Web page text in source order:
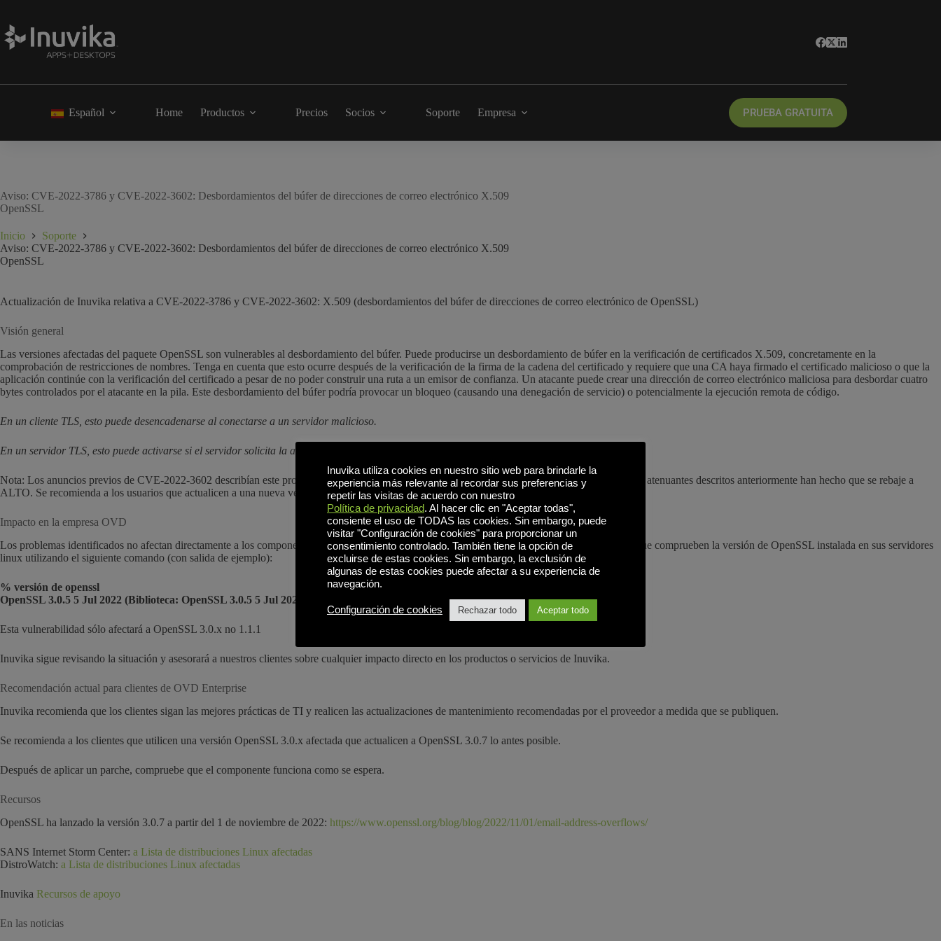
Español Home Productos Precios Socios Soporte Empresa PRUEBA GRATUITA
Aviso: CVE-2022-3786 y CVE-2022-3602: Desbordamientos del búfer de direcciones de correo electrónico X.509
OpenSSL
Inicio
Soporte
Aviso: CVE-2022-3786 y CVE-2022-3602: Desbordamientos del búfer de direcciones de correo electrónico X.509
OpenSSL
Actualización de Inuvika relativa a CVE-2022-3786 y CVE-2022-3602: X.509 (desbordamientos del búfer de direcciones de correo electrónico de OpenSSL)
Visión general
Las versiones afectadas del paquete OpenSSL son vulnerables al desbordamiento del búfer. Puede producirse un desbordamiento de búfer en la verificación de certificados X.509, concretamente en la
comprobación de restricciones de nombres. Tenga en cuenta que esto ocurre después de la verificación de la firma de la cadena del certificado y requiere que una CA haya firmado el certificado malicioso o que la
aplicación continúe con la verificación del certificado a pesar de no poder construir una ruta a un emisor de confianza. Un atacante puede crear una dirección de correo electrónico maliciosa para desbordar cuatro
bytes controlados por el atacante en la pila. Este desbordamiento del búfer podría provocar un bloqueo (causando una denegación de servicio) o potencialmente la ejecución remota de código.
En un cliente TLS, esto puede desencadenarse al conectarse a un servidor malicioso.
En un servidor TLS, esto puede activarse si el servidor solicita la autenticación del cliente y se conecta un cliente malicioso.
Nota: Los anuncios previos de CVE-2022-3602 describían este problema como CRÍTICO. Análisis posteriores basados en algunos de los factores atenuantes descritos anteriormente han hecho que se rebaje a
ALTO. Se recomienda a los usuarios que actualicen a una nueva versión lo antes posible.
Impacto en la empresa OVD
Los problemas identificados no afectan directamente a los componentes del servicio OVD Enterprise. Sin embargo, se recomienda a los clientes que comprueben la versión de OpenSSL instalada en sus servidores
linux utilizando el siguiente comando (con salida de ejemplo):
% versión de openssl
OpenSSL 3.0.5 5 Jul 2022 (Biblioteca: OpenSSL 3.0.5 5 Jul 2022)
Esta vulnerabilidad sólo afectará a OpenSSL 3.0.x no 1.1.1
Inuvika sigue revisando la situación y asesorará a nuestros clientes sobre cualquier impacto directo en los productos o servicios de Inuvika.
Recomendación actual para clientes de OVD Enterprise
Inuvika recomienda que los clientes sigan las mejores prácticas de TI y realicen las actualizaciones de mantenimiento recomendadas por el proveedor a medida que se publiquen.
Se recomienda a los clientes que utilicen una versión OpenSSL 3.0.x afectada que actualicen a OpenSSL 3.0.7 lo antes posible.
Después de aplicar un parche, compruebe que el componente funciona como se espera.
Recursos
OpenSSL ha lanzado la versión 3.0.7 a partir del 1 de noviembre de 2022: https://www.openssl.org/blog/blog/2022/11/01/email-address-overflows/
SANS Internet Storm Center: a Lista de distribuciones Linux afectadas
DistroWatch: a Lista de distribuciones Linux afectadas
Inuvika Recursos de apoyo
En las noticias
Inuvika utiliza cookies en nuestro sitio web para brindarle la
experiencia más relevante al recordar sus preferencias y
repetir las visitas de acuerdo con nuestro
Política de privacidad. Al hacer clic en "Aceptar todas",
consiente el uso de TODAS las cookies. Sin embargo, puede
visitar "Configuración de cookies" para proporcionar un
consentimiento controlado. También tiene la opción de
excluirse de estas cookies. Sin embargo, la exclusión de
algunas de estas cookies puede afectar a su experiencia de
navegación.
Configuración de cookies Rechazar todo Aceptar todo